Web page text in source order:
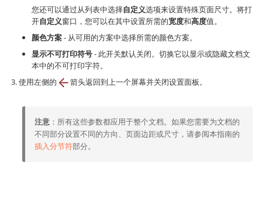
您还可以通过从列表中选择自定义选项来设置特殊页面尺寸。将打
开自定义窗口，您可以在其中设置所需的宽度和高度值。
颜色方案- 从可用的方案中选择所需的颜色方案。
显示不可打印符号- 此开关默认关闭。切换它以显示或隐藏文档文
本中的不可打印字符。
使用左侧的
箭头返回到上一个屏幕并关闭设置面板。
注意 ：所有这些参数都应用于整个文档。如果您需要为文档的
不同部分设置不同的方向、页面边距或尺寸，请参阅本指南的
插入分节符部分。